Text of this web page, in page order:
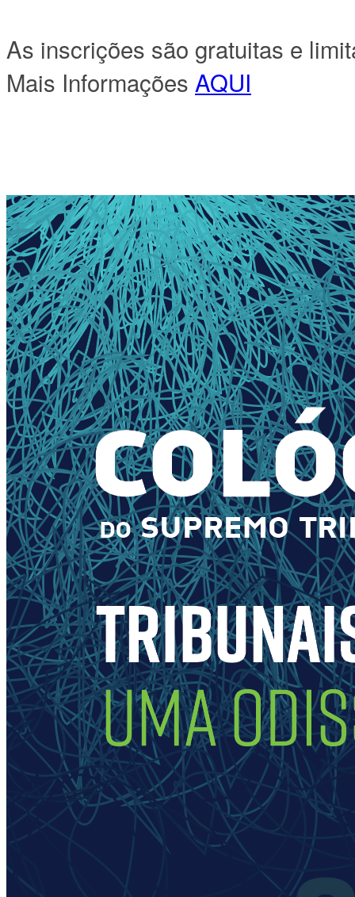
As inscrições são gratuitas e
Mais Informações AQUI